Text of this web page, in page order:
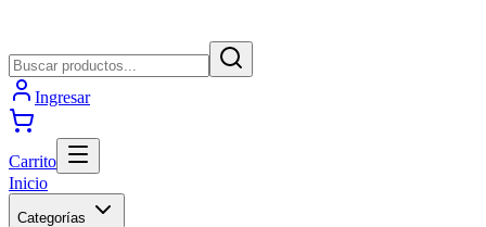
Ingresar
Carrito
Inicio
Categorías